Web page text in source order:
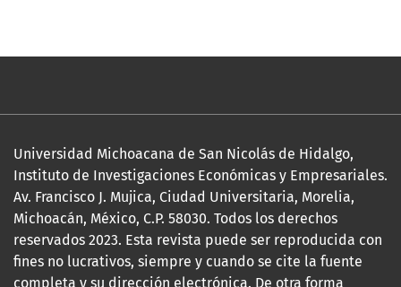
Universidad Michoacana de San Nicolás de Hidalgo,
Instituto de Investigaciones Económicas y Empresariales.
Av. Francisco J. Mujica, Ciudad Universitaria, Morelia,
Michoacán, México, C.P. 58030. Todos los derechos
reservados 2023. Esta revista puede ser reproducida con
fines no lucrativos, siempre y cuando se cite la fuente
completa y su dirección electrónica. De otra forma